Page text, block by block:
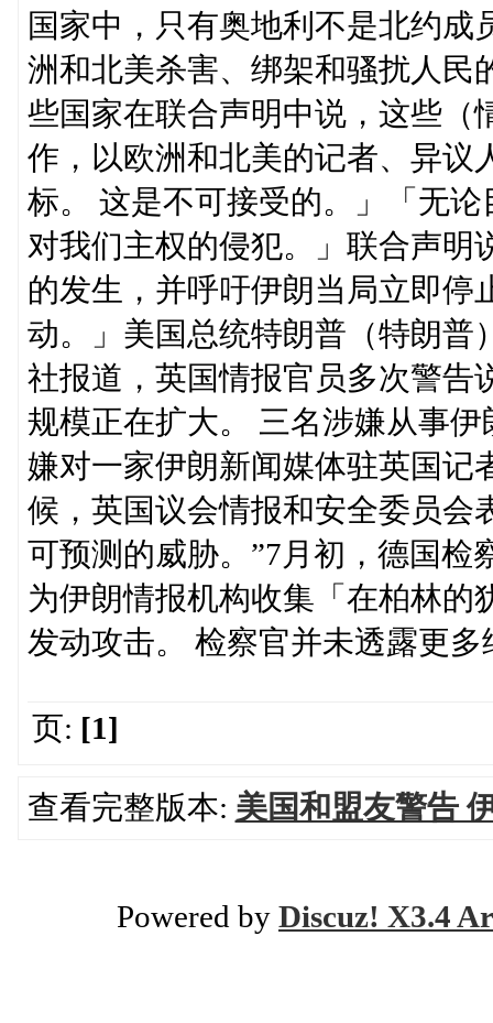
国家中，只有奥地利不是北约
洲和北美杀害、绑架和骚扰人民
些国家在联合声明中说，这些（
作，以欧洲和北美的记者、异议
标。 这是不可接受的。」「无
对我们主权的侵犯。」联合声明
的发生，并呼吁伊朗当局立即停
动。」美国总统特朗普（特朗普
社报道，英国情报官员多次警告
规模正在扩大。 三名涉嫌从事
嫌对一家伊朗新闻媒体驻英国记
候，英国议会情报和安全委员会
可预测的威胁。”7月初，德国检
为伊朗情报机构收集「在柏林的
发动攻击。 检察官并未透露更多
页: [1]
查看完整版本: 美国和盟友警告
Powered by Discuz! X3.4